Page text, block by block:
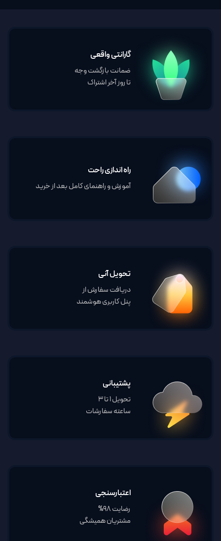
گارانتی واقعی
ضمانت بازگشت وجه
تا روز آخر اشتراک
راه اندازی راحت
آموزش و راهنمای کامل بعد از خرید
تحویل آنی
دریافت سفارش از
پنل کاربری هوشمند
پشتیبانی
تحویل 1 تا 3
ساعته سفارشات
اعتبارسنجی
رضایت 98%
مشتریان همیشگی